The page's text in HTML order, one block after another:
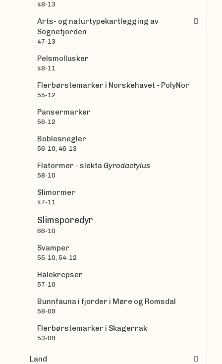
48-13
Arts- og naturtypekartlegging av
Sognefjorden
47-13
Pelsmollusker
48-11
Flerbørstemarker i Norskehavet - PolyNor
55-12
Pansermarker
56-12
Boblesnegler
56-10, 46-13
Flatormer - slektaGyrodactylus
58-10
Slimormer
47-11
Slimsporedyr
66-10
Svamper
55-10, 54-12
Halekrepser
57-10
Bunnfauna i fjorder i Møre og Romsdal
58-09
Flerbørstemarker i Skagerrak
53-09
Land